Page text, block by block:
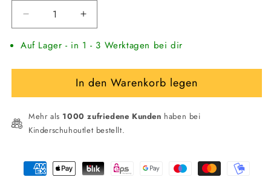
Verringere
die
Menge
FRODDO
Bootie
Reißverschluss
Erhöhe
die
Menge
FRODDO
Kinder
Bootie
Reißverschluss
Auf Lager - in 1 - 3 Werktagen bei dir
In den Warenkorb legen
Mehr als 1000 zufriedene Kunden haben bei
Kinderschuhoutlet bestellt.
Zahlungsmethoden